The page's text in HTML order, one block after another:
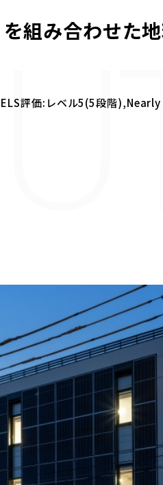
組み合わせた
評価:レベル5(5段階),Nearly